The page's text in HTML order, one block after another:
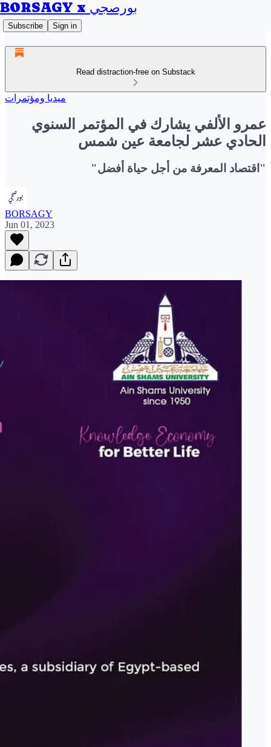
BORSAGY x بورصجي
Subscribe Sign in
Read distraction-free on Substack
ميديا ومؤتمرات
عمرو الألفي يشارك في المؤتمر السنوي
الحادي عشر لجامعة عين شمس
"اقتصاد المعرفة من أجل حياة أفضل"
BORSAGY
Jun 01, 2023